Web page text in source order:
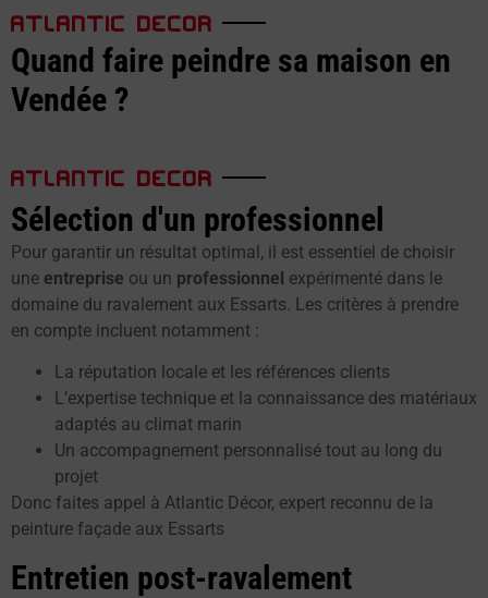
ATLANTIC DECOR
Quand faire peindre sa maison en
Vendée ?
ATLANTIC DECOR
Sélection d'un professionnel
Pour garantir un résultat optimal, il est essentiel de choisir
une entreprise ou un professionnel expérimenté dans le
domaine du ravalement aux Essarts. Les critères à prendre
en compte incluent notamment :
La réputation locale et les références clients
L’expertise technique et la connaissance des matériaux
adaptés au climat marin
Un accompagnement personnalisé tout au long du
projet
Donc faites appel à Atlantic Décor, expert reconnu de la
peinture façade aux Essarts
Entretien post-ravalement